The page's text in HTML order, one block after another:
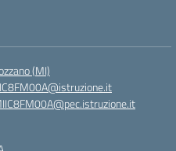
(MI)